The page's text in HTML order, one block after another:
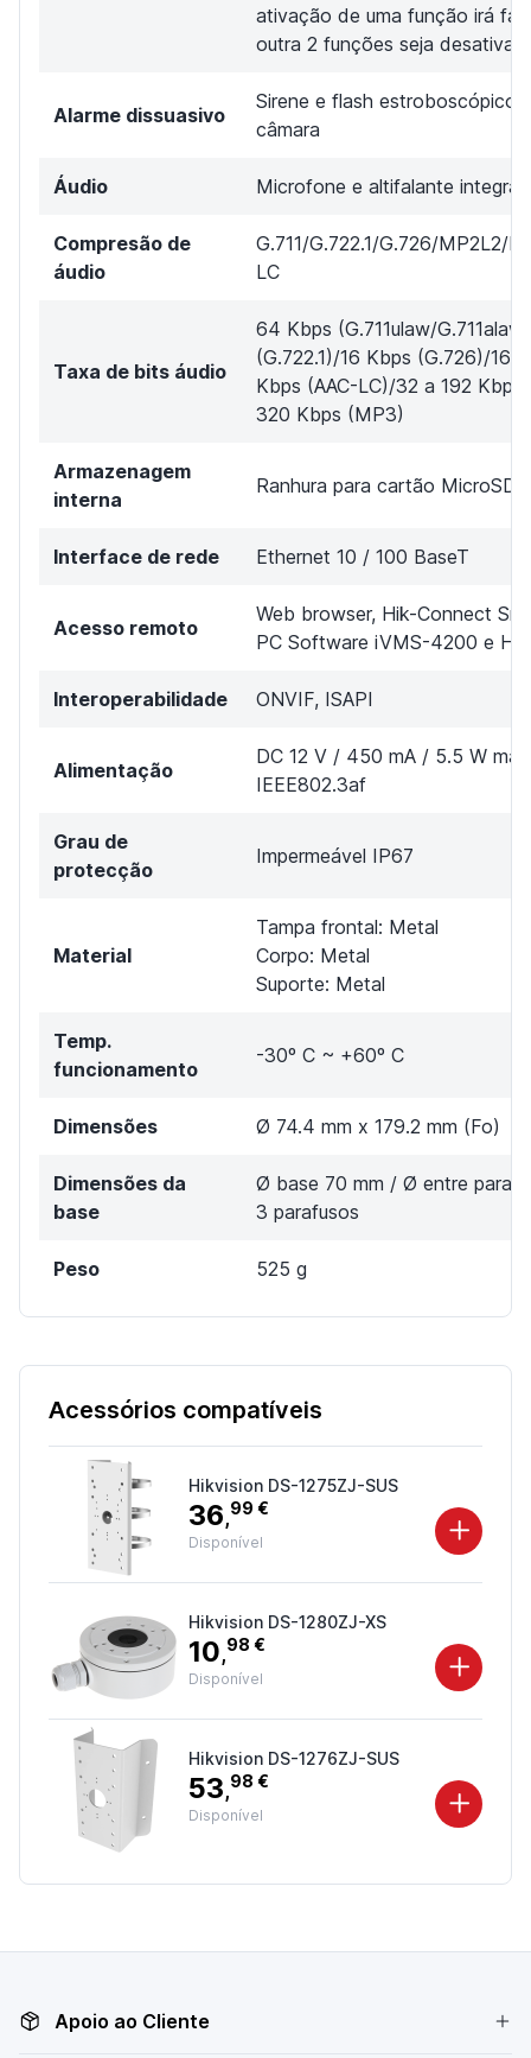
ativação de uma função irá
outra 2 funções seja
Alarme dissuasivo
Sirene e flash estroboscópico
câmara
Áudio Microfone e altifalante
Compresão de
áudio
G.711/G.722.1/G.726/MP2L2/
LC
Taxa de bits áudio
64 Kbps (G.711ulaw/
(G.722.1)/16 Kbps (G.726)/16
Kbps (AAC-LC)/32 a 192
320 Kbps (MP3)
Armazenagem
interna
Ranhura para cartão MicroSD
Interface de rede Ethernet 10 / 100 BaseT
Acesso remoto
Web browser, Hik-Connect
PC Software iVMS-4200 e
Interoperabilidade ONVIF, ISAPI
Alimentação
DC 12 V / 450 mA / 5.5 W
IEEE802.3af
Grau de
protecção
Impermeável IP67
Material
Tampa frontal: Metal
Corpo: Metal
Suporte: Metal
Temp.
funcionamento
-30º C ~ +60º C
Dimensões Ø 74.4 mm x 179.2 mm (Fo)
Dimensões da
base
Ø base 70 mm / Ø entre
3 parafusos
Peso 525 g
Acessórios compatíveis
Hikvision DS-1275ZJ-SUS
36,99 €
Disponível
Hikvision DS-1280ZJ-XS
10,98 €
Disponível
Hikvision DS-1276ZJ-SUS
53,98 €
Disponível
Apoio ao Cliente